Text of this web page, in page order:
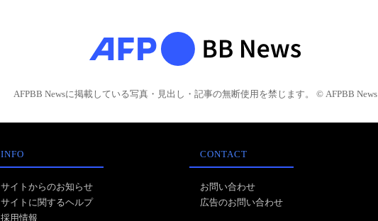
AFPBB Newsに掲載している写真・見出し・記事の無断使用を禁じます。 © AFPBB News
INFO
サイトからのお知らせ
サイトに関するヘルプ
採用情報
CONTACT
お問い合わせ
広告のお問い合わせ